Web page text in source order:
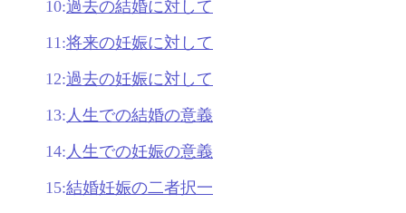
10:過去の結婚に対して
11:将来の妊娠に対して
12:過去の妊娠に対して
13: 人生での結婚の意義
14: 人生での妊娠の意義
15:結婚妊娠の二者択一